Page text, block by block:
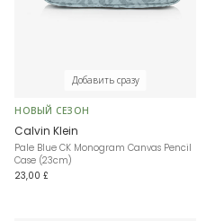
Добавить сразу
НОВЫЙ СЕЗОН
Calvin Klein
Pale Blue CK Monogram Canvas Pencil
Case (23cm)
23,00 £